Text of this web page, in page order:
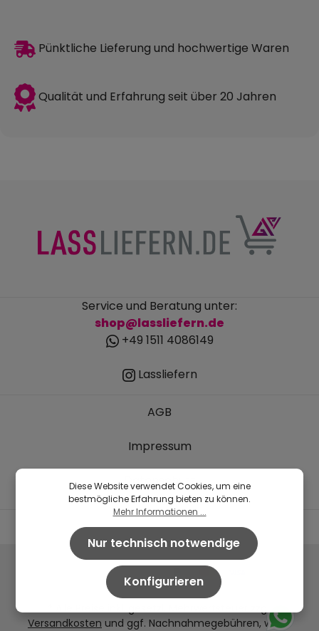
Pünktliche Lieferung und hochwertige Waren
Qualität und Erfahrung seit über 20 Jahren
Service und Beratung unter:
shop@lassliefern.de
+49 1511 4086149
Lassliefern
AGB
Impressum
Datenschutz
Versandkosten und ggf. Nachnahmegebühren, wenn
Diese Website verwendet Cookies, um eine
bestmögliche Erfahrung bieten zu können.
Mehr Informationen ...
Nur technisch notwendige
Konfigurieren